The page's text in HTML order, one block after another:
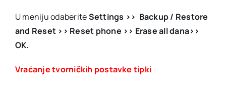
U meniju odaberiteSettings >> Backup / Restore
and Reset >> Reset phone >> Erase all dana>>
OK.
Vraćanje tvorničkih postavke tipki